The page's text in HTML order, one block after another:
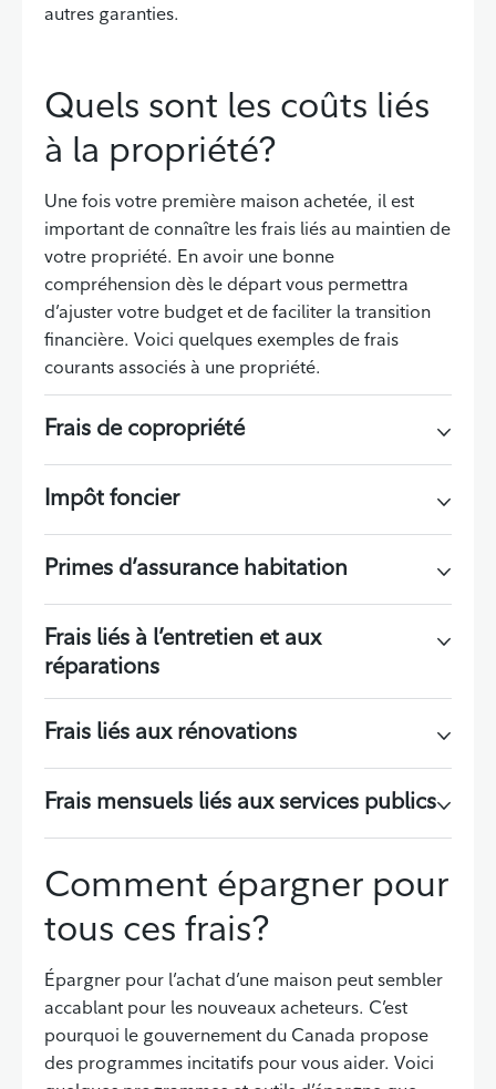
autres garanties.
Quels sont les coûts liés
à la propriété?
Une fois votre première maison achetée, il est
important de connaître les frais liés au maintien de
votre propriété. En avoir une bonne
compréhension dès le départ vous permettra
d’ajuster votre budget et de faciliter la transition
financière. Voici quelques exemples de frais
courants associés à une propriété.
Frais de copropriété
Impôt foncier
Primes d’assurance habitation
Frais liés à l’entretien et aux
réparations
Frais liés aux rénovations
Frais mensuels liés aux services publics
Comment épargner pour
tous ces frais?
Épargner pour l’achat d’une maison peut sembler
accablant pour les nouveaux acheteurs. C’est
pourquoi le gouvernement du Canada propose
des programmes incitatifs pour vous aider. Voici